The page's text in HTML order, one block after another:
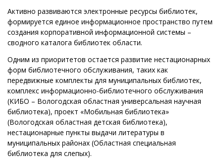
Активно развиваются электронные ресурсы библиотек,
формируется единое информационное пространство путем
создания корпоративной информационной системы –
сводного каталога библиотек области.
Одним из приоритетов остается развитие нестационарных
форм библиотечного обслуживания, таких как
передвижные комплекты для муниципальных библиотек,
комплекс информационно-библиотечного обслуживания
(КИБО – Вологодская областная универсальная научная
библиотека), проект «Мобильная библиотека»
(Вологодская областная детская библиотека),
нестационарные пункты выдачи литературы в
муниципальных районах (Областная специальная
библиотека для слепых).